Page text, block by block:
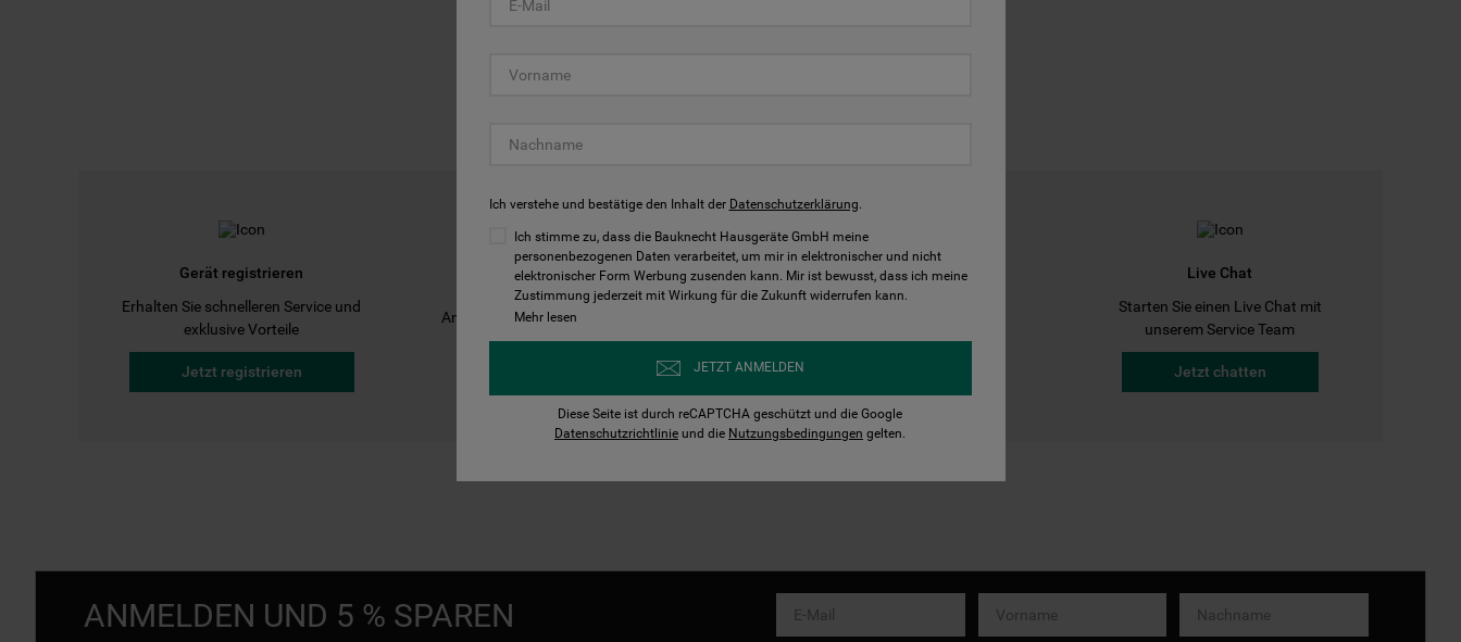
Gerät registrieren
Erhalten Sie schnelleren Service und
exklusive Vorteile
Jetzt registrieren
Bedienungsanleitungen
Anleitungen finden und herunterladen
Kontakt
Live Chat
Starten Sie einen Live Chat mit
unserem Service Team
Jetzt chatten
ANMELDEN UND 5 % SPAREN
Ich verstehe und bestätige den Inhalt der Datenschutzerklärung.
Ich stimme zu, dass die Bauknecht Hausgeräte GmbH meine
personenbezogenen Daten verarbeitet, um mir in elektronischer und nicht
elektronischer Form Werbung zusenden kann. Mir ist bewusst, dass ich meine
Zustimmung jederzeit mit Wirkung für die Zukunft widerrufen kann.
Mehr lesen
JETZT ANMELDEN
Diese Seite ist durch reCAPTCHA geschützt und die Google
Datenschutzrichtlinie und die Nutzungsbedingungen gelten.